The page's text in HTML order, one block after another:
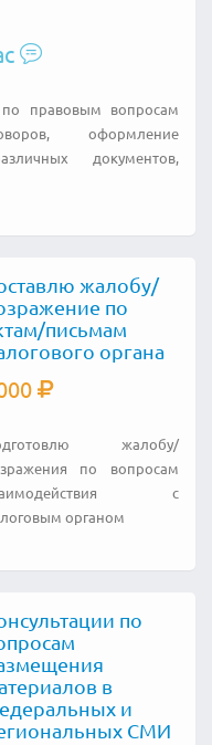
по правовым вопросам
оформление
документов,
жалобу/
по
письмам
органа
жалобу/
по вопросам
с
органом
по
в
и
СМИ